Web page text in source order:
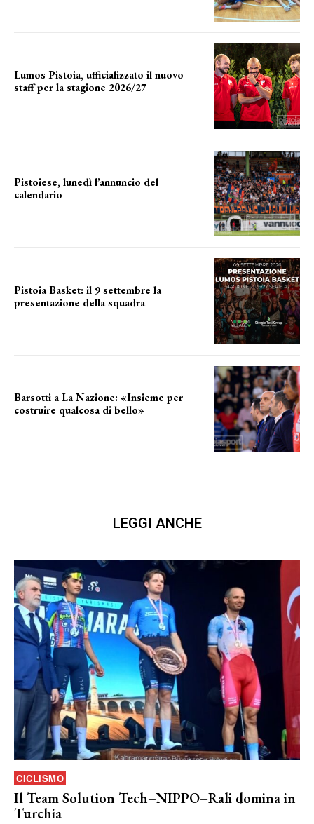
Lumos Pistoia, ufficializzato il nuovo
staff per la stagione 2026/27
Pistoiese, lunedì l’annuncio del
calendario
Pistoia Basket: il 9 settembre la
presentazione della squadra
Barsotti a La Nazione: «Insieme per
costruire qualcosa di bello»
LEGGI ANCHE
CICLISMO
Il Team Solution Tech–NIPPO–Rali domina in
Turchia